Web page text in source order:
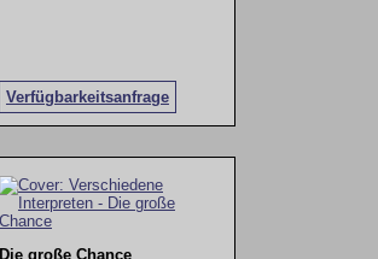
Verfügbarkeitsanfrage
Die große Chance